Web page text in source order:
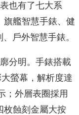
也有了七大系
旗艦智慧手錶、健
戶外智慧手錶。
分明。手錶搭載
螢幕，解析度達
；外層表圈採用
枚蝕刻金屬大按